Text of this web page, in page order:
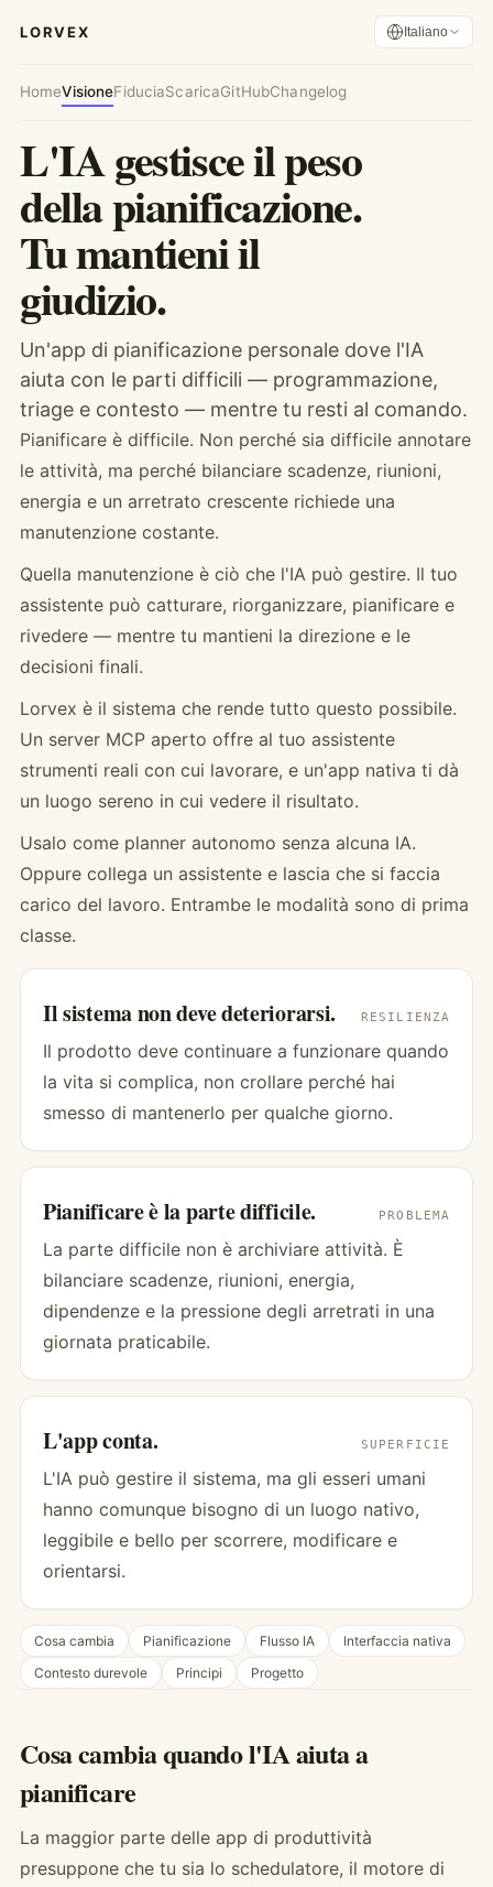
LORVEX Italiano
HomeVisioneFiduciaScaricaGitHubChangelog
L'IA gestisce il peso
della pianificazione.
Tu mantieni il
giudizio.
Un'app di pianificazione personale dove l'IA
aiuta con le parti difficili — programmazione,
triage e contesto — mentre tu resti al comando.
Pianificare è difficile. Non perché sia difficile annotare
le attività, ma perché bilanciare scadenze, riunioni,
energia e un arretrato crescente richiede una
manutenzione costante.
Quella manutenzione è ciò che l'IA può gestire. Il tuo
assistente può catturare, riorganizzare, pianificare e
rivedere — mentre tu mantieni la direzione e le
decisioni finali.
Lorvex è il sistema che rende tutto questo possibile.
Un server MCP aperto offre al tuo assistente
strumenti reali con cui lavorare, e un'app nativa ti dà
un luogo sereno in cui vedere il risultato.
Usalo come planner autonomo senza alcuna IA.
Oppure collega un assistente e lascia che si faccia
carico del lavoro. Entrambe le modalità sono di prima
classe.
Il sistema non deve deteriorarsi. RESILIENZA
Il prodotto deve continuare a funzionare quando
la vita si complica, non crollare perché hai
smesso di mantenerlo per qualche giorno.
Pianificare è la parte difficile. PROBLEMA
La parte difficile non è archiviare attività. È
bilanciare scadenze, riunioni, energia,
dipendenze e la pressione degli arretrati in una
giornata praticabile.
L'app conta. SUPERFICIE
L'IA può gestire il sistema, ma gli esseri umani
hanno comunque bisogno di un luogo nativo,
leggibile e bello per scorrere, modificare e
orientarsi.
Cosa cambia Pianificazione Flusso IA
Interfaccia nativa
Contesto durevole
Principi Progetto
Cosa cambia quando l'IA aiuta a
pianificare
La maggior parte delle app di produttività
presuppone che tu sia lo schedulatore, il motore di